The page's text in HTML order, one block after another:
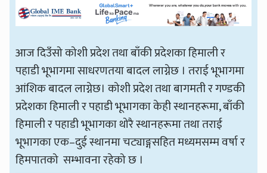
आज दिउँसो कोशी प्रदेश तथा बाँकी प्रदेशका हिमाली र
पहाडी भूभागमा साधरणतया बादल लाग्नेछ । तराई भूभागमा
आंशिक बादल लाग्नेछ। कोशी प्रदेश तथा बागमती र गण्डकी
प्रदेशका हिमाली र पहाडी भूभागका केही स्थानहरूमा, बाँकी
हिमाली र पहाडी भूभागका थोरै स्थानहरूमा तथा तराई
भूभागका एक–दुई स्थानमा चट्याङ्गसहित मध्यमसम्म वर्षा र
हिमपातको सम्भावना रहेको छ ।